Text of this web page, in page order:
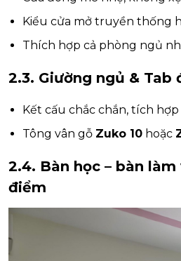
Kiểu cửa mở truyền thống
Thích hợp cả phòng ngủ
2.3. Giường ngủ & Tab
Kết cấu chắc chắn, tích
Tông vân gỗ Zuko 10 hoặc
2.4. Bàn học – bàn
điểm